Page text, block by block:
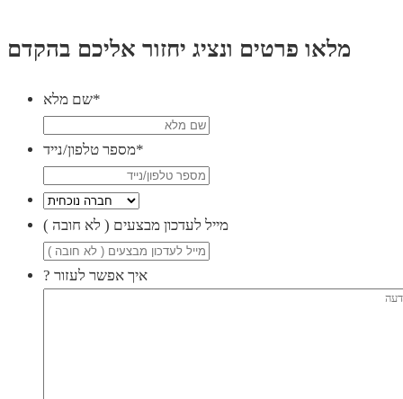
מלאו פרטים ונציג יחזור אליכם בהקדם
שם מלא*
מספר טלפון/נייד*
( מייל לעדכון מבצעים ( לא חובה
? איך אפשר לעזור